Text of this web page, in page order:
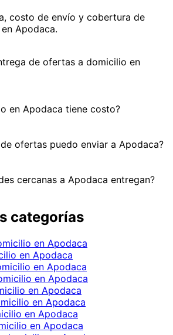
costo de envío y cobertura de
Apodaca.
de ofertas a domicilio en
en Apodaca tiene costo?
ofertas puedo enviar a Apodaca?
cercanas a Apodaca entregan?
categorías
en Apodaca
en Apodaca
en Apodaca
en Apodaca
en Apodaca
en Apodaca
en Apodaca
en Apodaca